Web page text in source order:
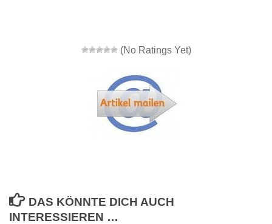
(No Ratings Yet)
DAS KÖNNTE DICH AUCH
INTERESSIEREN …